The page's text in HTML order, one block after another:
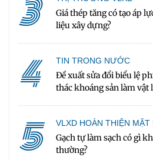
3
Giá thép tăng có tạo áp
liệu xây dựng?
4 TIN TRONG NƯỚC
Đề xuất sửa đổi biểu lệ
thác khoáng sản làm vật
5 VLXD HOÀN THIỆN MẶT
Gạch tự làm sạch có gì
thường?